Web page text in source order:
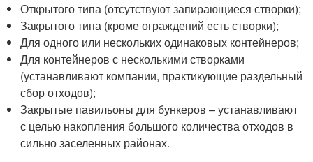
Открытого типа (отсутствуют запирающиеся створки);
Закрытого типа (кроме ограждений есть створки);
Для одного или нескольких одинаковых контейнеров;
Для контейнеров с несколькими створками
(устанавливают компании, практикующие раздельный
сбор отходов);
Закрытые павильоны для бункеров – устанавливают
с целью накопления большого количества отходов в
сильно заселенных районах.